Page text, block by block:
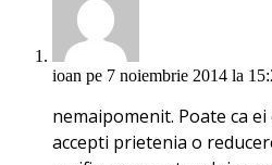
ioan pe 7 noiembrie 2014 la
nemaipomenit. Poate ca
accepti prietenia o